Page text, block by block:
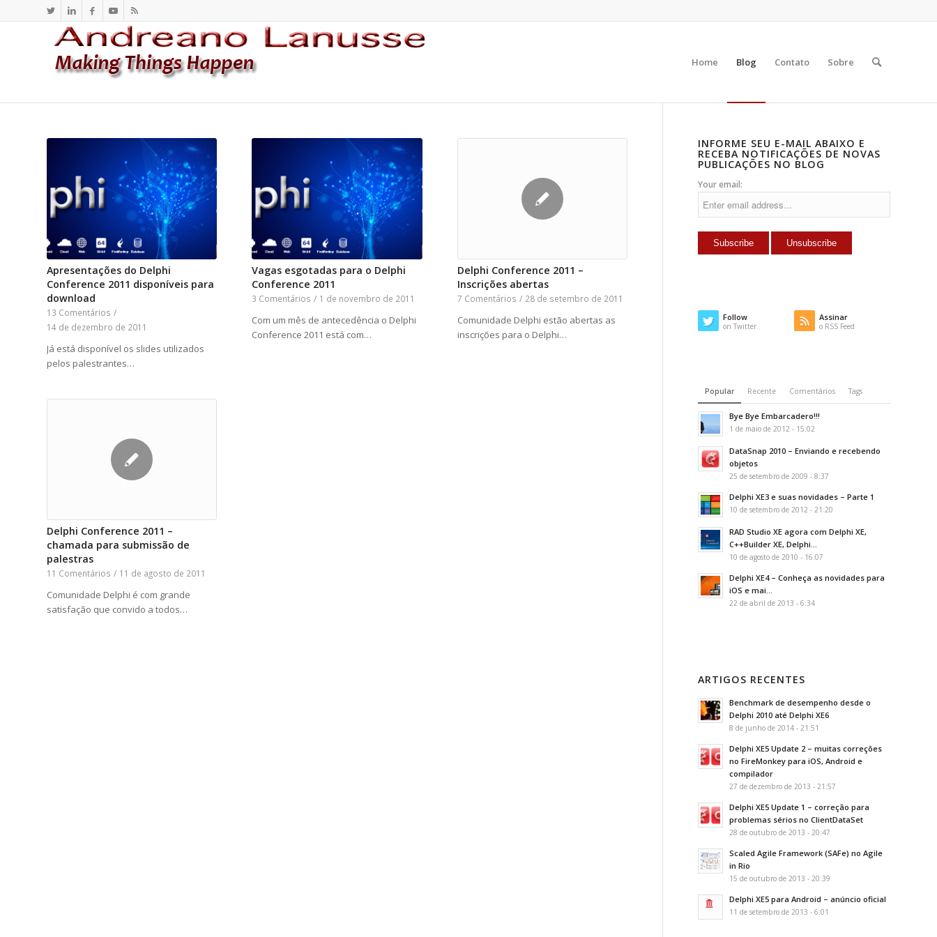
Home Blog Contato Sobre
Apresentações do Delphi
Conference 2011 disponíveis para
download
13 Comentários /
14 de dezembro de 2011
Já está disponível os slides utilizados
pelos palestrantes…
Vagas esgotadas para o Delphi
Conference 2011
3 Comentários / 1 de novembro de 2011
Com um mês de antecedência o Delphi
Conference 2011 está com…
Delphi Conference 2011 –
Inscrições abertas
7 Comentários / 28 de setembro de 2011
Comunidade Delphi estão abertas as
inscrições para o Delphi…
Delphi Conference 2011 –
chamada para submissão de
palestras
11 Comentários / 11 de agosto de 2011
Comunidade Delphi é com grande
satisfação que convido a todos…
INFORME SEU E-MAIL ABAIXO E
RECEBA NOTIFICAÇÕES DE NOVAS
PUBLICAÇÕES NO BLOG
Your email:
Follow
on Twitter
Assinar
o RSS Feed
Popular Recente Comentários Tags
Bye Bye Embarcadero!!!
1 de maio de 2012 - 15:02
DataSnap 2010 – Enviando e recebendo
objetos
25 de setembro de 2009 - 8:37
Delphi XE3 e suas novidades – Parte 1
10 de setembro de 2012 - 21:20
RAD Studio XE agora com Delphi XE,
C++Builder XE, Delphi...
10 de agosto de 2010 - 16:07
Delphi XE4 – Conheça as novidades para
iOS e mai...
22 de abril de 2013 - 6:34
ARTIGOS RECENTES
Benchmark de desempenho desde o
Delphi 2010 até Delphi XE6
8 de junho de 2014 - 21:51
Delphi XE5 Update 2 – muitas correções
no FireMonkey para iOS, Android e
compilador
27 de dezembro de 2013 - 21:57
Delphi XE5 Update 1 – correção para
problemas sérios no ClientDataSet
28 de outubro de 2013 - 20:47
Scaled Agile Framework (SAFe) no Agile
in Rio
15 de outubro de 2013 - 20:39
Delphi XE5 para Android – anúncio oficial
11 de setembro de 2013 - 6:01